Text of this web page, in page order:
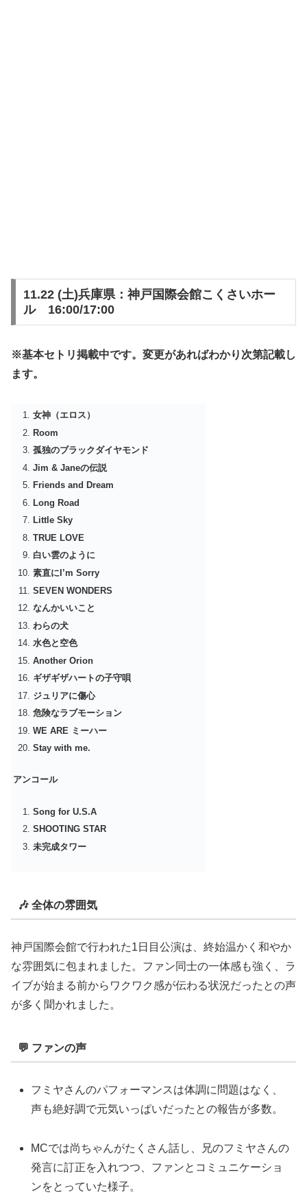
11.22 (土)兵庫県：神戸国際会館こくさいホー
ル 16:00/17:00
※基本セトリ掲載中です。変更があればわかり次第記載し
ます。
女神（エロス）
Room
孤独のブラックダイヤモンド
Jim & Janeの伝説
Friends and Dream
Long Road
Little Sky
TRUE LOVE
白い雲のように
素直にI’m Sorry
SEVEN WONDERS
なんかいいこと
わらの犬
水色と空色
Another Orion
ギザギザハートの子守唄
ジュリアに傷心
危険なラブモーション
WE ARE ミーハー
Stay with me.
アンコール
Song for U.S.A
SHOOTING STAR
未完成タワー
🎶 全体の雰囲気
神戸国際会館で行われた1日目公演は、終始温かく和やか
な雰囲気に包まれました。ファン同士の一体感も強く、ラ
イブが始まる前からワクワク感が伝わる状況だったとの声
が多く聞かれました。
💬 ファンの声
フミヤさんのパフォーマンスは体調に問題はなく、
声も絶好調で元気いっぱいだったとの報告が多数。
MCでは尚ちゃんがたくさん話し、兄のフミヤさんの
発言に訂正を入れつつ、ファンとコミュニケーショ
ンをとっていた様子。